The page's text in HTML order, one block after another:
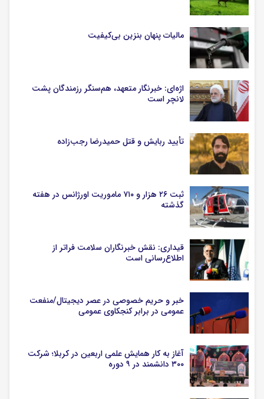
مالیات پنهان بنزین بی‌کیفیت
اژه‌ای: خبرنگار متعهد، هم‌سنگر رزمندگان پشت
لانچر است
تأیید ربایش و قتل حمیدرضا رجب‌زاده
ثبت ۲۶ هزار و ۷۱۰ ماموریت اورژانس در هفته
گذشته
قیداری: نقش خبرنگاران سلامت فراتر از
اطلاع‌رسانی است
خبر و حریم خصوصی در عصر دیجیتال/منفعت
عمومی در برابر کنجکاوی عمومی
آغاز به کار همایش علمی اربعین در کربلا؛ شرکت
۳۰۰ دانشمند در ۹ دوره